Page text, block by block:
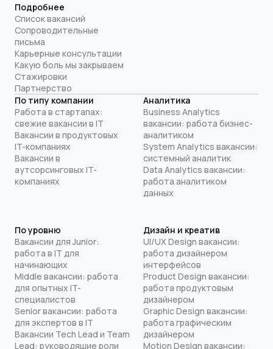
Подробнее
Список вакансий
Сопроводительные
письма
Карьерные консультации
Какую боль мы закрываем
Стажировки
Партнерство
По типу компании
Работа в стартапах:
свежие вакансии в IT
Вакансии в продуктовых
IT-компаниях
Вакансии в
аутсорсинговых IT-
компаниях
Аналитика
Business Analytics
вакансии: работа бизнес-
аналитиком
System Analytics вакансии:
системный аналитик
Data Analytics вакансии:
работа аналитиком
данных
По уровню
Вакансии для Junior:
работа в IT для
начинающих
Middle вакансии: работа
для опытных IT-
специалистов
Senior вакансии: работа
для экспертов в IT
Вакансии Tech Lead и Team
Lead: руководящие роли
Дизайн и креатив
UI/UX Design вакансии:
работа дизайнером
интерфейсов
Product Design вакансии:
работа продуктовым
дизайнером
Graphic Design вакансии:
работа графическим
дизайнером
Motion Design вакансии: